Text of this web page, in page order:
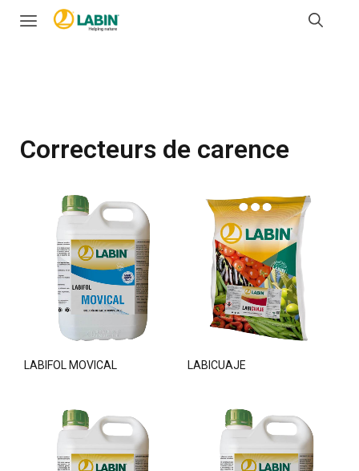
Correcteurs de carence
LABIFOL MOVICAL LABICUAJE